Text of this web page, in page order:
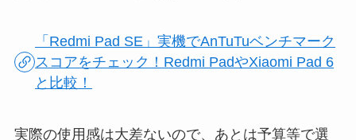
「Redmi Pad SE」実機でAnTuTuベンチマーク
スコアをチェック！Redmi PadやXiaomi Pad 6
と比較！
実際の使用感は大差ないので、あとは予算等で選